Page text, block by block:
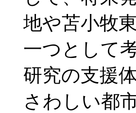
地や苫小牧
一つとして
研究の支援
さわしい都